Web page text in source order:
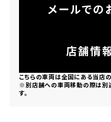
メールでの
店舗情
こちらの車両は全国にある当店の
※別店舗への車両移動の際は別
す。
ホンダドリーム 所